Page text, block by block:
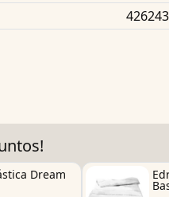
Dream